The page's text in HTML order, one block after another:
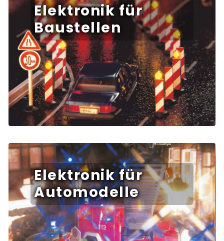
Elektronik für
Baustellen
Elektronik für
Automodelle